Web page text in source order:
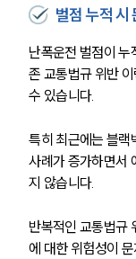
벌점 누적 시
난폭운전 벌점이 누
존 교통법규 위반
수 있습니다.
특히 최근에는 블랙
사례가 증가하면서
지 않습니다.
반복적인 교통법규
에 대한 위험성이